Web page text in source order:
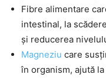
Fibre alimentare
intestinal, la
și reducerea
Magneziu care
în organism, ajută